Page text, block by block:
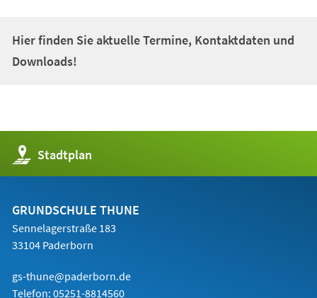
Hier finden Sie aktuelle Termine, Kontaktdaten und
Downloads!
Stadtplan
(Öffnet
in
einem
Tab)
GRUNDSCHULE THUNE
Sennelagerstraße 183
33104 Paderborn
gs-thune@paderborn.de
Telefon: 05251-8814560